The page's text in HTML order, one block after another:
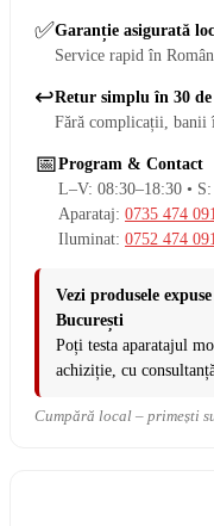
✅Garanție asigurată
Service rapid în
↩️Retur simplu în 30 de
Fără complicații, banii
📅Program & Contact
L–V: 08:30–18:30 •
Aparataj: 0735 474
Iluminat: 0752 474
Vezi produsele
București
Poți testa aparatajul
achiziție, cu
Cumpără local – primești